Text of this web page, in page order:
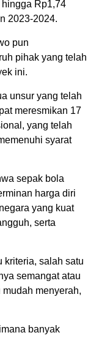
Rp1,74
2023-2024.
pun
pihak yang telah
ini.
unsur yang telah
meresmikan 17
yang telah
syarat
sepak bola
harga diri
yang kuat
serta
kriteria, salah satu
semangat atau
menyerah,
banyak